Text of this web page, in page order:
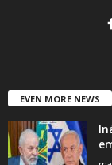
EVEN MORE NEWS